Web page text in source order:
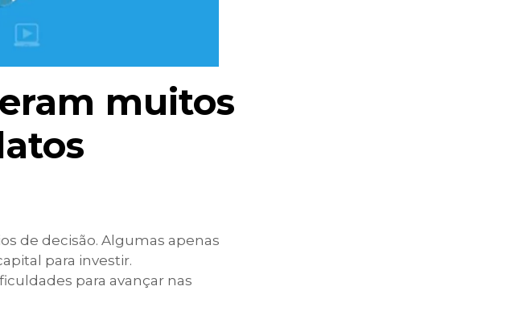
muitos
de decisão. Algumas apenas
para investir.
para avançar nas